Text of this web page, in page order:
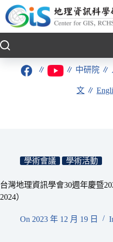
至
要
∥ ∥ 中研院 ∥
文 ∥
學術會議 學術活動
台灣地理資訊學會30週年慶暨
2024）
On 2023 年 12 月 19 日